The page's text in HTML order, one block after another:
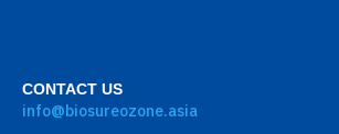
CONTACT US
info@biosureozone.asia